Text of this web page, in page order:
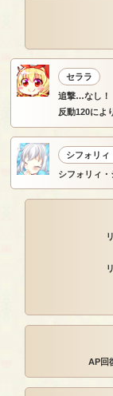
セララ
追撃…なし！
反動120によ
シフォリィ
シフォリィ・
AP回